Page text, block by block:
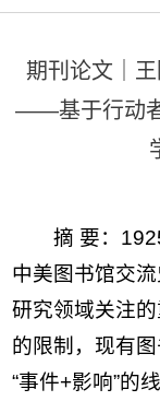
期刊论文｜
——基于行动
摘 要：
中美图书馆交
研究领域关注
的限制，现有
“事件+影响”的